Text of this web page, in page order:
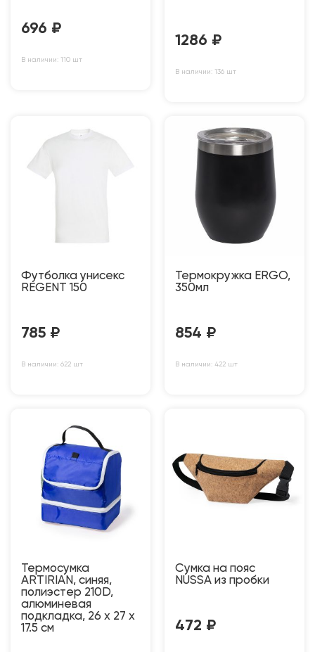
696 ₽
В наличии: 110 шт
1286 ₽
В наличии: 136 шт
Футболка унисекс
REGENT 150
785 ₽
В наличии: 622 шт
Термокружка ERGO,
350мл
854 ₽
В наличии: 422 шт
Термосумка
ARTIRIAN, синяя,
полиэстер 210D,
алюминевая
подкладка, 26 x 27 x
17.5 см
Сумка на пояс
NUSSA из пробки
472 ₽